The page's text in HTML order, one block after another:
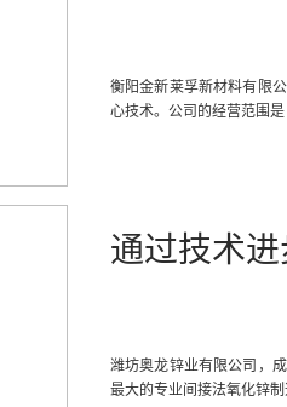
衡阳金新莱孚新材料有限
心技术。公司的经营范围
通过技术
潍坊奥龙锌业有限公司，
最大的专业间接法氧化锌